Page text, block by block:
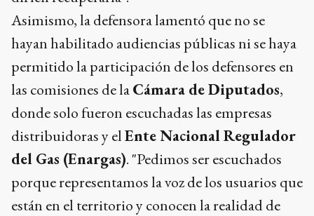
Asimismo, la defensora lamentó que no se
hayan habilitado audiencias públicas ni se haya
permitido la participación de los defensores en
las comisiones de laCámara de Diputados,
donde solo fueron escuchadas las empresas
distribuidoras y elEnte Nacional Regulador
del Gas (Enargas). "Pedimos ser escuchados
porque representamos la voz de los usuarios que
están en el territorio y conocen la realidad de